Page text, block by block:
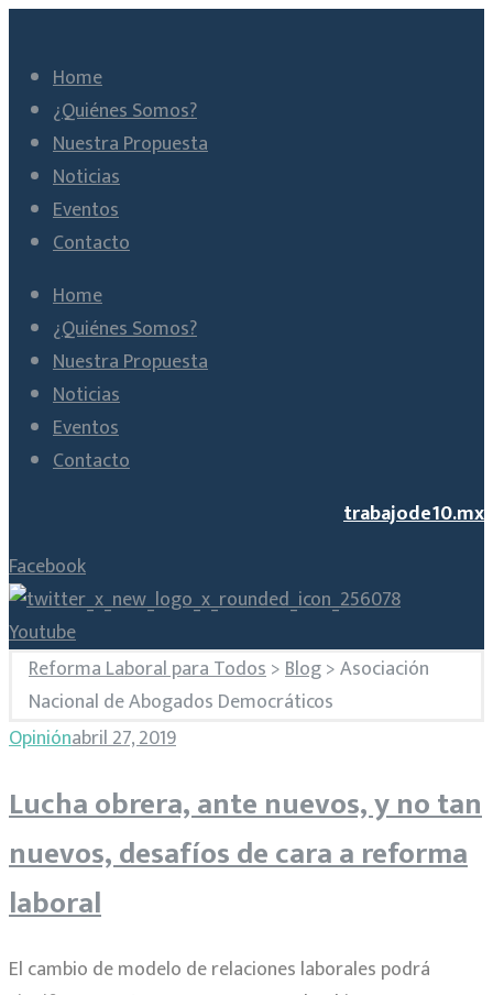
Home
¿Quiénes Somos?
Nuestra Propuesta
Noticias
Eventos
Contacto
Home
¿Quiénes Somos?
Nuestra Propuesta
Noticias
Eventos
Contacto
trabajode10.mx
Facebook
Youtube
Reforma Laboral para Todos>Blog>Asociación
Nacional de Abogados Democráticos
Etiqueta:
Asociación
Nacional
de
Opiniónabril 27, 2019
Lucha obrera, ante nuevos, y no tan
nuevos, desafíos de cara a reforma
laboral
El cambio de modelo de relaciones laborales podrá